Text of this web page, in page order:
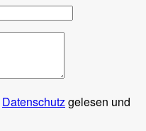
Datenschutzgelesen und